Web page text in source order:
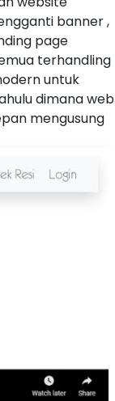
banner ,
page
terhandling
untuk
dimana web
mengusung